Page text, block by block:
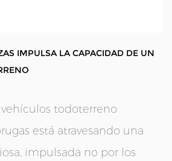
IMPULSA LA CAPACIDAD DE UN
todoterreno
está atravesando una
impulsada no por los